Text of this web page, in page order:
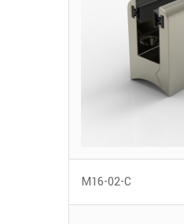
M16-02-C